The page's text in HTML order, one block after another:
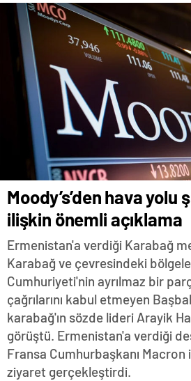
Moody’s’den hava
ilişkin önemli açıklama
Ermenistan'a verdiği Karabağ
Karabağ ve çevresindeki
Cumhuriyeti'nin ayrılmaz bir
çağrılarını kabul etmeyen
karabağ'ın sözde lideri Arayik
görüştü. Ermenistan'a verdiği
Fransa Cumhurbaşkanı
ziyaret gerçekleştirdi.